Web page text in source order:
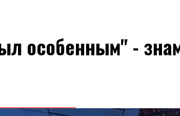
особенным" -